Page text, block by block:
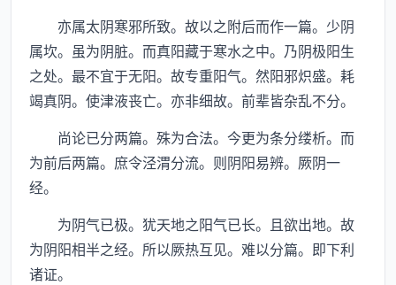
亦属太阴寒邪所致。故以之附后而作一篇。少阴
属坎。虽为阴脏。而真阳藏于寒水之中。乃阴极阳生
之处。最不宜于无阳。故专重阳气。然阳邪炽盛。耗
竭真阴。使津液丧亡。亦非细故。前辈皆杂乱不分。
尚论已分两篇。殊为合法。今更为条分缕析。而
为前后两篇。庶令泾渭分流。则阴阳易辨。厥阴一
经。
为阴气已极。犹天地之阳气已长。且欲出地。故
为阴阳相半之经。所以厥热互见。难以分篇。即下利
诸证。